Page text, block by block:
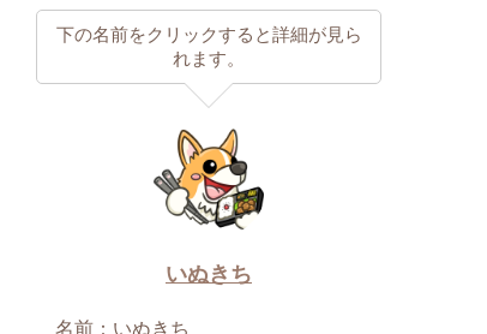
下の名前をクリックすると詳細が見ら
れます。
いぬきち
名前：いぬきち